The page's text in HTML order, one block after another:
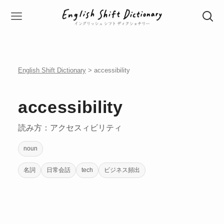
English Shift Dictionary> accessibility
accessibility
読み方：アクセスィビリティ
noun
名詞 日常会話 tech ビジネス頻出